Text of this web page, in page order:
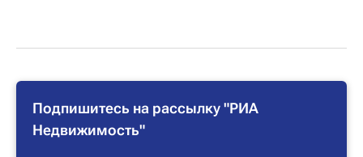
Подпишитесь на рассылку "РИА
Недвижимость"